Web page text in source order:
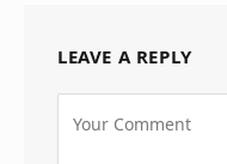
LEAVE A REPLY